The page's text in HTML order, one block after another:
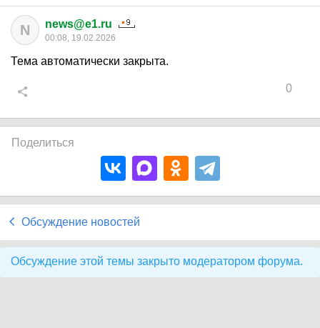
N news@e1.ru
00:08, 19.02.2026
Тема автоматически закрыта.
0
Поделиться
Обсуждение новостей
Обсуждение этой темы закрыто модератором форума.